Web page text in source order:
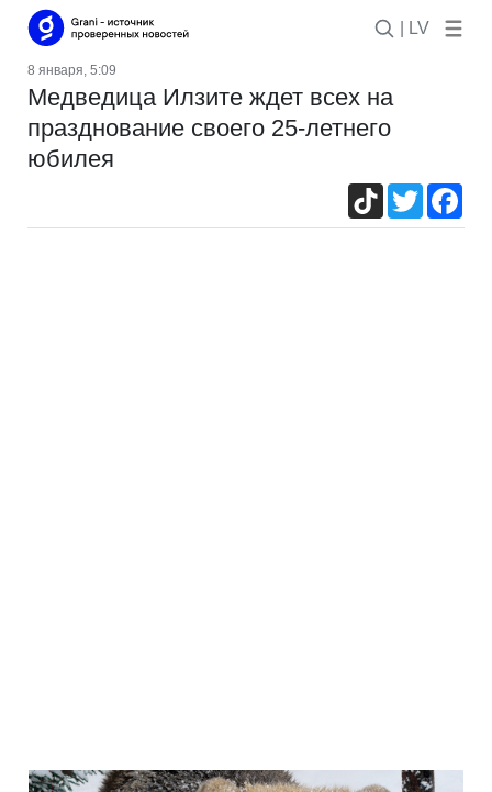
| LV
8 января, 5:09
Медведица Илзите ждет всех на
празднование своего 25-летнего
юбилея
TikTokTwitter